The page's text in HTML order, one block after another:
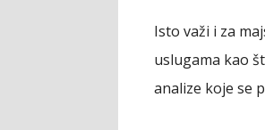
Isto važi i za
uslugama kao
analize koje se